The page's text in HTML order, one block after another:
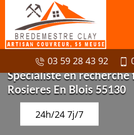
03 59 28 43 92
Spécialiste en
Rosieres En Blois 55130
24h/24 7j/7